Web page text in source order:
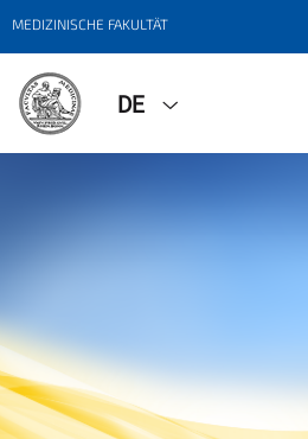
MEDIZINISCHE FAKULTÄT
DE